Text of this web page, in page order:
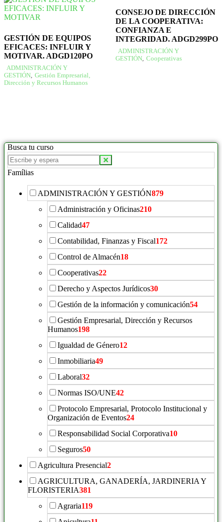
GESTIÓN DE EQUIPOS
EFICACES: INFLUIR Y
MOTIVAR. ADGD120PO
ADMINISTRACIÓN Y
GESTIÓN Gestión Empresarial,
Dirección y Recursos Humanos
CONSEJO DE DIRECCIÓN
DE LA COOPERATIVA:
CONFIANZA E
INTEGRIDAD. ADGD299PO
ADMINISTRACIÓN Y
GESTIÓN, Cooperativas
Busca tu curso
Famílias
ADMINISTRACIÓN Y GESTIÓN879
Administración y Oficinas210
Calidad47
Contabilidad, Finanzas y Fiscal172
Control de Almacén18
Cooperativas22
Derecho y Aspectos Jurídicos30
Gestión de la información y comunicación54
Gestión Empresarial, Dirección y Recursos
Humanos198
Igualdad de Género12
Inmobiliaria49
Laboral32
Normas ISO/UNE42
Protocolo Empresarial, Protocolo Institucional y
Organización de Eventos24
Responsabilidad Social Corporativa10
Seguros50
Agricultura Presencial2
AGRICULTURA, GANADERÍA, JARDINERIA Y
FLORISTERIA381
Agraria119